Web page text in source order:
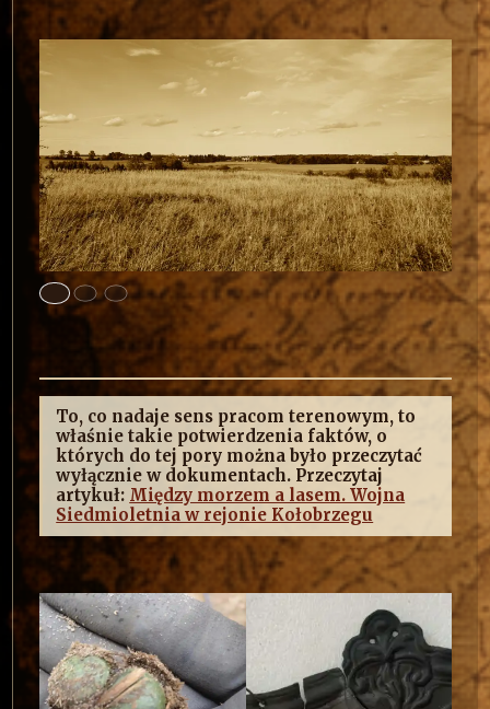
To, co nadaje sens pracom terenowym, to
właśnie takie potwierdzenia faktów, o
których do tej pory można było przeczytać
wyłącznie w dokumentach. Przeczytaj
artykuł: Między morzem a lasem. Wojna
Siedmioletnia w rejonie Kołobrzegu